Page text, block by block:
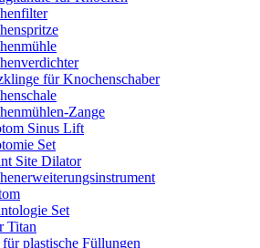
für Knochenschaber
Zange
Sinus Lift
Set
Site Dilator
Set
Titan
plastische Füllungen